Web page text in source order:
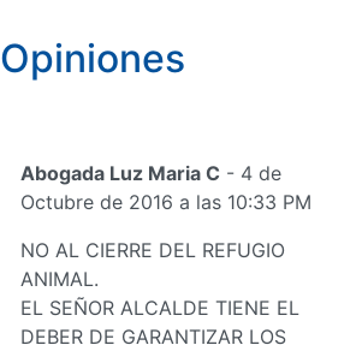
Opiniones
Abogada Luz Maria C - 4 de
Octubre de 2016 a las 10:33 PM
NO AL CIERRE DEL REFUGIO
ANIMAL.
EL SEÑOR ALCALDE TIENE EL
DEBER DE GARANTIZAR LOS